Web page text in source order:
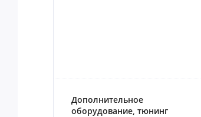
Дополнительное
оборудование, тюнинг